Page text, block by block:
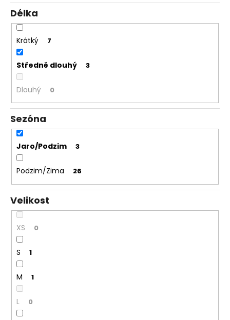
Délka
Krátký 7
Středně dlouhý 3
Dlouhý 0
Sezóna
Jaro/Podzim 3
Podzim/Zima 26
Velikost
XS 0
S 1
M 1
L 0